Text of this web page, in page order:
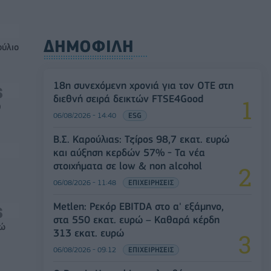
ΔΗΜΟΦΙΛΗ
18η συνεχόμενη χρονιά για τον ΟΤΕ στη
διεθνή σειρά δεικτών FTSE4Good
06/08/2026 - 14:40 ESG
Β.Σ. Καρούλιας: Τζίρος 98,7 εκατ. ευρώ
και αύξηση κερδών 57% - Τα νέα
στοιχήματα σε low & non alcohol
06/08/2026 - 11:48 ΕΠΙΧΕΙΡΗΣΕΙΣ
Metlen: Ρεκόρ EBITDA στο α' εξάμηνο,
στα 550 εκατ. ευρώ – Καθαρά κέρδη
313 εκατ. ευρώ
06/08/2026 - 09:12 ΕΠΙΧΕΙΡΗΣΕΙΣ